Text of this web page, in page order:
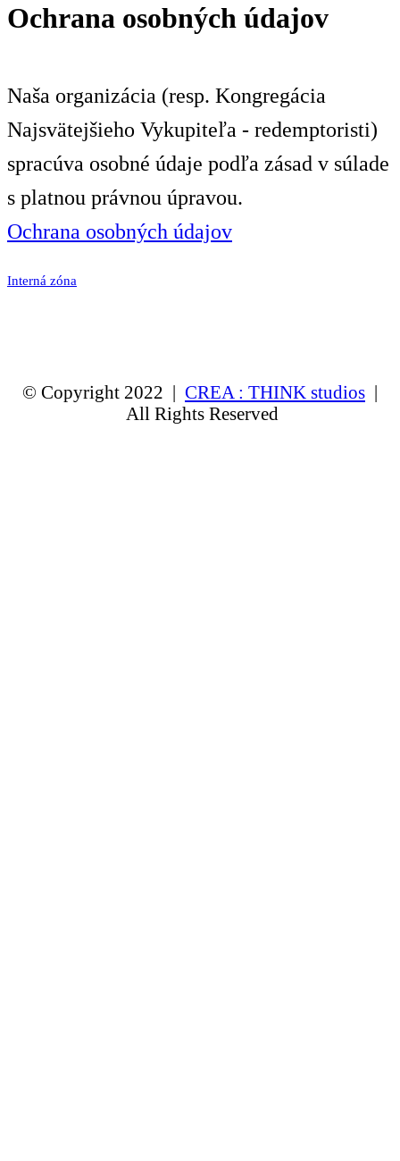
Ochrana osobných údajov
Naša organizácia (resp. Kongregácia
Najsvätejšieho Vykupiteľa - redemptoristi)
spracúva osobné údaje podľa zásad v súlade
s platnou právnou úpravou.
Ochrana osobných údajov
Interná zóna
© Copyright 2022 | CREA : THINK studios |
All Rights Reserved